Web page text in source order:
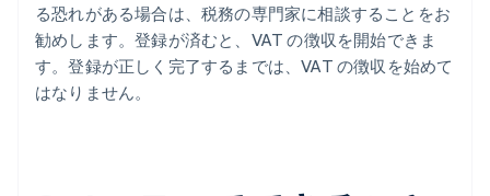
る恐れがある場合は、税務の専門家に相談することをお
勧めします。登録が済むと、VAT の徴収を開始できま
す。登録が正しく完了するまでは、VAT の徴収を始めて
はなりません。